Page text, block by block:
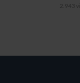
2.943